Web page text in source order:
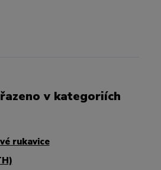
v kategoriích
rukavice